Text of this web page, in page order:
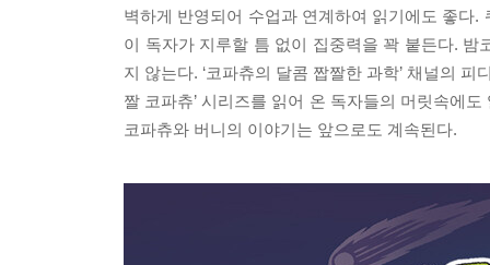
벽하게 반영되어 수업과 연계하여 읽기에도 좋다
이 독자가 지루할 틈 없이 집중력을 꽉 붙든다.
지 않는다. ‘코파츄의 달콤 짭짤한 과학’ 채널의
짤 코파츄’ 시리즈를 읽어 온 독자들의 머릿속에
코파츄와 버니의 이야기는 앞으로도 계속된다.